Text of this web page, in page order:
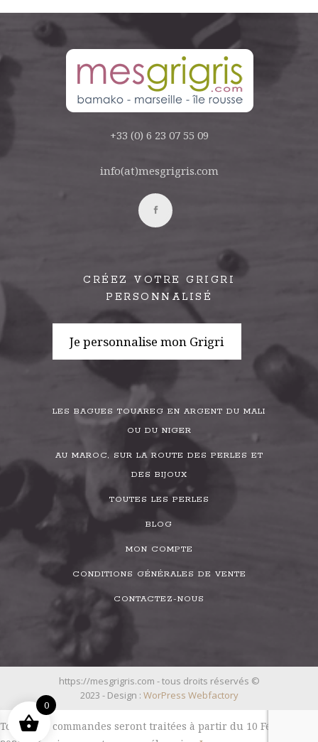
+33 (0) 6 23 07 55 09
info(at)mesgrigris.com
CRÉEZ VOTRE GRIGRI
PERSONNALISÉ
Je personnalise mon Grigri
LES BAGUES TOUAREG EN ARGENT DU MALI
OU DU NIGER
AU MAROC, SUR LA ROUTE DES PERLES ET
DES BIJOUX
TOUTES LES PERLES
BLOG
MON COMPTE
CONDITIONS GÉNÉRALES DE VENTE
CONTACTEZ-NOUS
https://mesgrigris.com - tous droits réservés ©
2023 - Design : WorPress Webfactory
Toutes les commandes seront traitées à partir du 10 Février
0